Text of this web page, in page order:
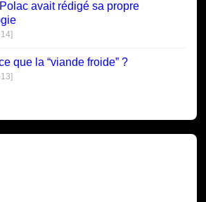
avait rédigé sa propre
que la “viande froide” ?